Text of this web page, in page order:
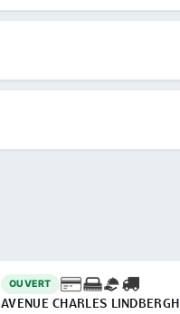
OUVERT
AVENUE CHARLES LINDBERGH